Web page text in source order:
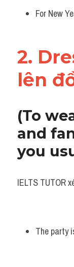
Vocabulary
For New
2.
lên
(To
and
you
IELTS TUTOR
The party